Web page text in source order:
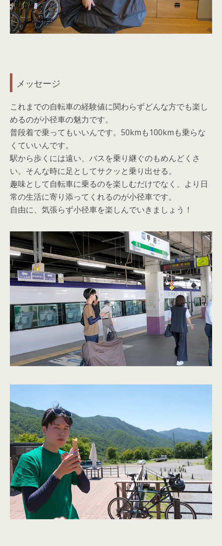
メッセージ
これまでの自転車の経験値に関わらずどんな方でも楽し
めるのが小径車の魅力です。
普段着で乗ってもいいんです。50kmも100kmも乗らな
くていいんです。
駅から歩くには遠い、バスを乗り継ぐのもめんどくさ
い。そんな時に足としてサクッと乗り出せる。
趣味として自転車に乗るのを楽しむだけでなく、より日
常の生活に寄り添ってくれるのが小径車です。
自由に、気張らず小径車を楽しんでいきましょう！